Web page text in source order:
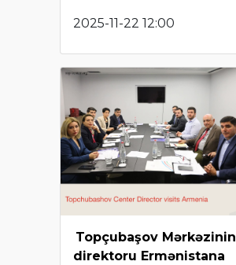
2025-11-22 12:00
Topçubaşov Mərkəzinin
direktoru Ermənistana